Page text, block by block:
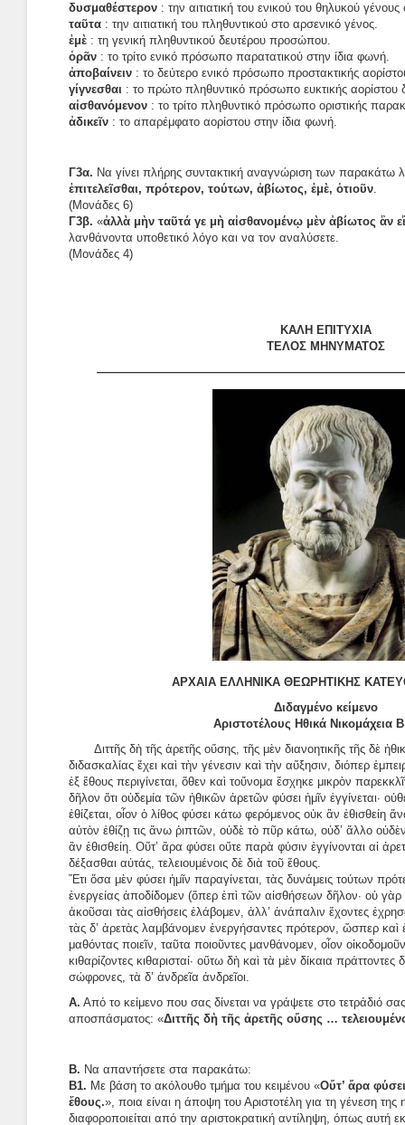
δυσμαθέστερον : την αιτιατική του ενικού του θηλυκού
ταῦτα : την αιτιατική του πληθυντικού στο αρσενικό γένος.
ἐμὲ : τη γενική πληθυντικού δευτέρου προσώπου.
ὁρᾶν : το τρίτο ενικό πρόσωπο παρατατικού στην ίδια φωνή.
ἀποβαίνειν : το δεύτερο ενικό πρόσωπο προστακτικής
γίγνεσθαι : το πρώτο πληθυντικό πρόσωπο ευκτικής αορίστου
αἰσθανόμενον : το τρίτο πληθυντικό πρόσωπο οριστικής
ἀδικεῖν : το απαρέμφατο αορίστου στην ίδια φωνή.
Γ3α. Να γίνει πλήρης συντακτική αναγνώριση των παρακάτω
ἐπιτελεῖσθαι, πρότερον, τούτων, ἀβίωτος, ἐμὲ, ὁτιοῦν.
(Μονάδες 6)
Γ3β. «ἀλλὰ μὴν ταῦτά γε μὴ αἰσθανομένῳ μὲν ἀβίωτος ἂν
λανθάνοντα υποθετικό λόγο και να τον αναλύσετε.
(Μονάδες 4)
KΑΛΗ ΕΠΙΤΥΧΙΑ
ΤΕΛΟΣ ΜΗΝΥΜΑΤΟΣ
ΑΡΧΑΙΑ ΕΛΛΗΝΙΚΑ ΘΕΩΡΗΤΙΚΗΣ
Διδαγμένο κείμενο
Αριστοτέλους Ηθικά Νικομάχεια
Διττῆς δὴ τῆς ἀρετῆς οὔσης, τῆς μὲν διανοητικῆς τῆς δὲ
διδασκαλίας ἔχει καὶ τὴν γένεσιν καὶ τὴν αὔξησιν, διόπερ
ἐξ ἔθους περιγίνεται, ὅθεν καὶ τοὔνομα ἔσχηκε μικρὸν
δῆλον ὅτι οὐδεμία τῶν ἠθικῶν ἀρετῶν φύσει ἡμῖν ἐγγίνεται·
ἐθίζεται, οἷον ὁ λίθος φύσει κάτω φερόμενος οὐκ ἂν ἐθισθείη
αὐτὸν ἐθίζῃ τις ἄνω ῥιπτῶν, οὐδὲ τὸ πῦρ κάτω, οὐδ’ ἄλλο
ἂν ἐθισθείη. Οὔτ’ ἄρα φύσει οὔτε παρὰ φύσιν ἐγγίνονται αἱ
δέξασθαι αὐτάς, τελειουμένοις δὲ διὰ τοῦ ἔθους.
Ἔτι ὅσα μὲν φύσει ἡμῖν παραγίνεται, τὰς δυνάμεις τούτων
ἐνεργείας ἀποδίδομεν (ὅπερ ἐπὶ τῶν αἰσθήσεων δῆλον· οὐ γὰρ
ἀκοῦσαι τὰς αἰσθήσεις ἐλάβομεν, ἀλλ’ ἀνάπαλιν ἔχοντες
τὰς δ’ ἀρετὰς λαμβάνομεν ἐνεργήσαντες πρότερον, ὥσπερ
μαθόντας ποιεῖν, ταῦτα ποιοῦντες μανθάνομεν, οἷον
κιθαρίζοντες κιθαρισταί· οὕτω δὴ καὶ τὰ μὲν δίκαια
σώφρονες, τὰ δ’ ἀνδρεῖα ἀνδρεῖοι.
Α. Από το κείμενο που σας δίνεται να γράψετε στο τετράδιό
αποσπάσματος: «Διττῆς δὴ τῆς ἀρετῆς οὔσης …
Β. Να απαντήσετε στα παρακάτω:
Β1. Με βάση το ακόλουθο τμήμα του κειμένου «Οὔτ’ ἄρα
ἔθους.», ποια είναι η άποψη του Αριστοτέλη για τη γένεση της
διαφοροποιείται από την αριστοκρατική αντίληψη, όπως αυτή